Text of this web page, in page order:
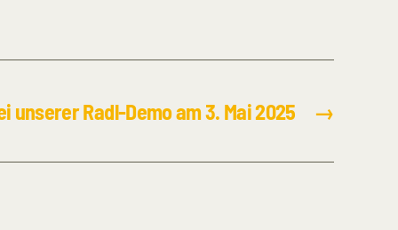
→
unserer Radl-Demo am 3. Mai 2025